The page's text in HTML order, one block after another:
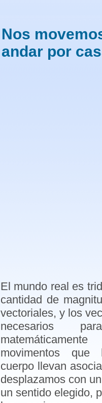
Nos
andar por
El mundo real es
cantidad de
vectoriales, y los
necesarios
movimentos que
cuerpo llevan
desplazamos con
un sentido elegido,